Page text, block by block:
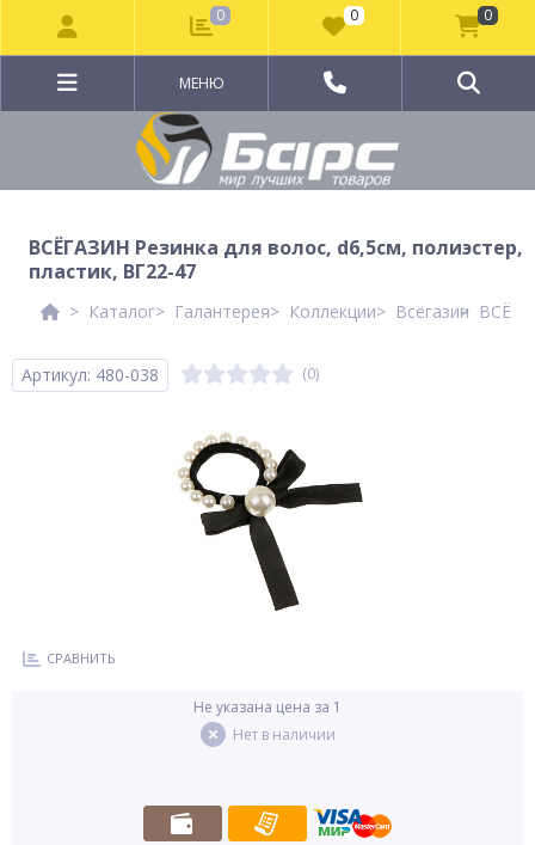
МЕНЮ
ВСЁГАЗИН Резинка для волос, d6,5см, полиэстер,
пластик, ВГ22-47
Каталог Галантерея Коллекции Всёгазин
Артикул: 480-038 (0)
СРАВНИТЬ
Не указана цена за 1
Нет в наличии
0 0 0